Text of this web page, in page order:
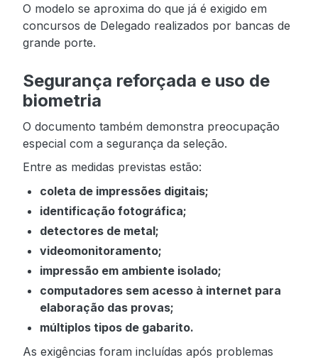
O modelo se aproxima do que já é exigido em
concursos de Delegado realizados por bancas de
grande porte.
Segurança reforçada e uso de
biometria
O documento também demonstra preocupação
especial com a segurança da seleção.
Entre as medidas previstas estão:
coleta de impressões digitais;
identificação fotográfica;
detectores de metal;
videomonitoramento;
impressão em ambiente isolado;
computadores sem acesso à internet para
elaboração das provas;
múltiplos tipos de gabarito.
As exigências foram incluídas após problemas